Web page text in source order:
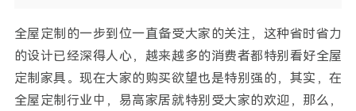
全屋定制的一步到位一直备受大家的关注，这种省时省力
的设计已经深得人心，越来越多的消费者都特别看好全屋
定制家具。现在大家的购买欲望也是特别强的，其实，在
全屋定制行业中，易高家居就特别受大家的欢迎，那么，